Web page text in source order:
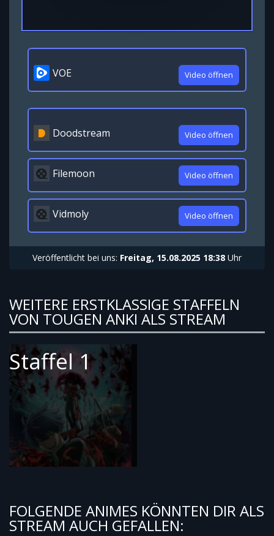
VOE Video öffnen
Doodstream Video öffnen
Filemoon Video öffnen
Vidmoly Video öffnen
Veröffentlicht bei uns: Freitag, 15.08.2025 18:38 Uhr
WEITERE ERSTKLASSIGE STAFFELN
VON TOUGEN ANKI ALS STREAM
Staffel 1
FOLGENDE ANIMES KÖNNTEN DIR ALS
STREAM AUCH GEFALLEN: